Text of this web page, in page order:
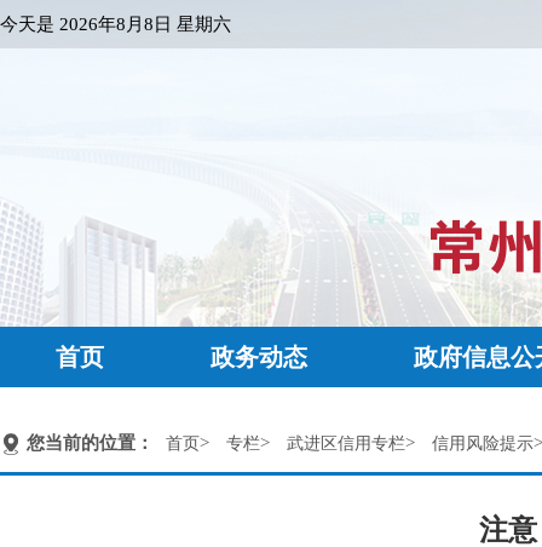
今天是 2026年8月8日 星期六
首页 政务动态 政府信息公
您当前的位置： 首页> 专栏> 武进区信用专栏> 信用风险提示
注